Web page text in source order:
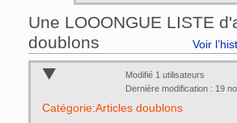
Une LOOONGUE LISTE
doublons
Voir
Modifié 1 utilisateurs
Dernière modification : 19
Catégorie:Articles doublons